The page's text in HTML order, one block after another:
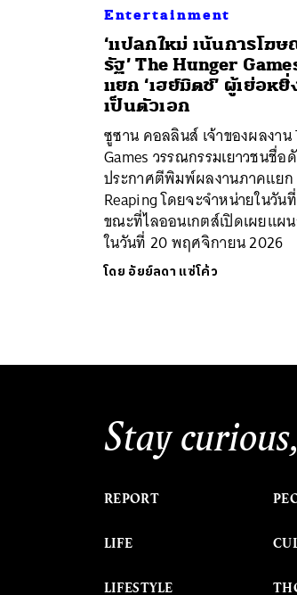
Entertainment
‘แปลกใหม่ เน้นการโฆ
รัฐ’ The Hunger
แยก ‘เฮย์มิตช์’ ผู้เย่อห
เป็นตัวเอก
ซูซาน คอลลินส์ เจ้าของผลงาน
Games วรรณกรรมเยาวชนชื่อ
ประกาศตีพิมพ์ผลงานภาคแยก
Reaping โดยจะจำหน่ายในวัน
ขณะที่ไลออนเกตส์เปิดเผยแผ
ในวันที่ 20 พฤศจิกายน 2026
โดย อัยย์ลดา แซ่โค้ว
Stay
REPORT
LIFE
LIFESTYLE